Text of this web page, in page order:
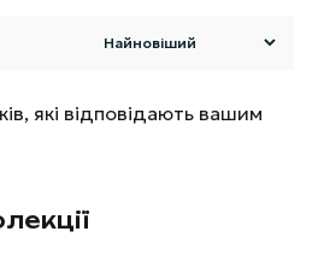
які відповідають вашим